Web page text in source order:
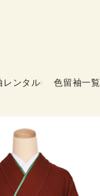
レンタル 色留袖一覧